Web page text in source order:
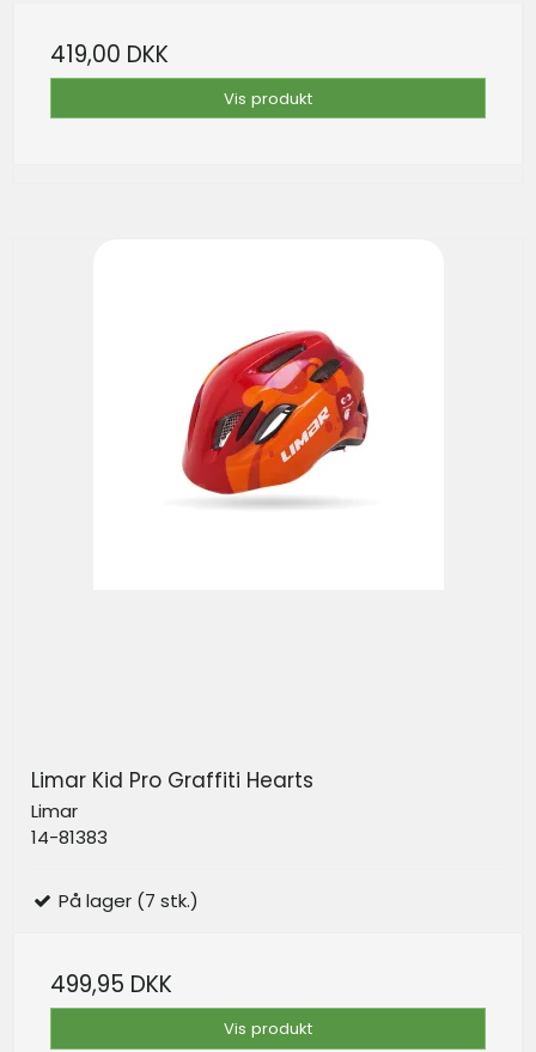
419,00 DKK
Vis produkt
Limar Kid Pro Graffiti Hearts
Limar
14-81383
På lager (7 stk.)
499,95 DKK
Vis produkt